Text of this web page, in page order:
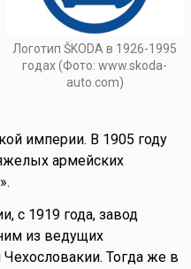
Логотип ŠKODA в 1926-1995
годах (Фото: www.skoda-
auto.com)
империи. В 1905 году
армейских
с 1919 года, завод
из ведущих
Тогда же в